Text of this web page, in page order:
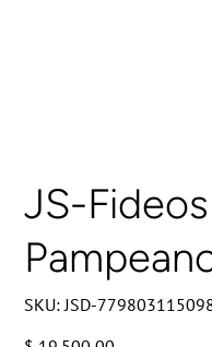
JS-
SKU: SKU
JSD-
JSD-
Precio